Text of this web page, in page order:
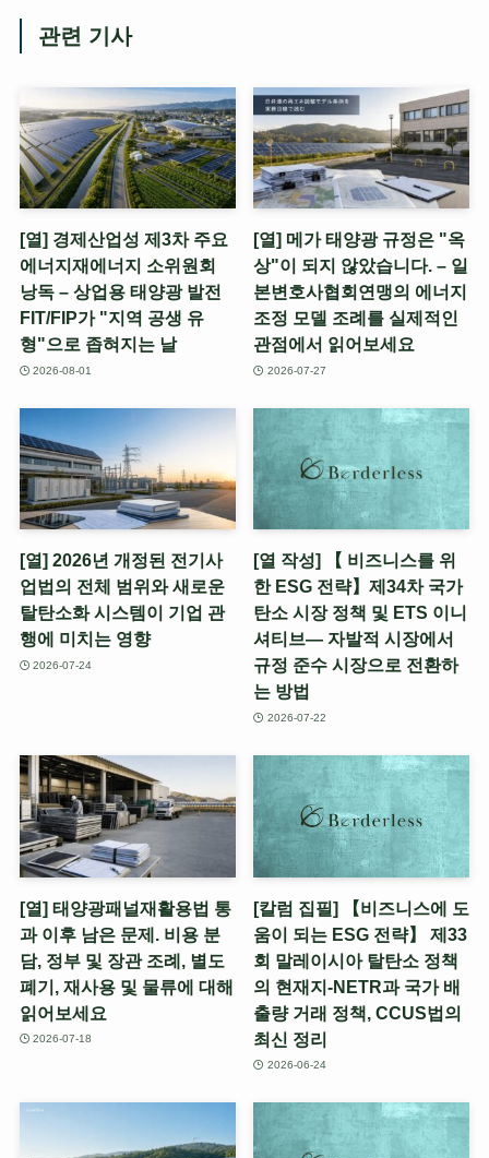
관련 기사
[열] 경제산업성 제3차 주요
에너지재에너지 소위원회
낭독 – 상업용 태양광 발전
FIT/FIP가 "지역 공생 유
형"으로 좁혀지는 날
2026-08-01
[열] 메가 태양광 규정은 "옥
상"이 되지 않았습니다. – 일
본변호사협회연맹의 에너지
조정 모델 조례를 실제적인
관점에서 읽어보세요
2026-07-27
[열] 2026년 개정된 전기사
업법의 전체 범위와 새로운
탈탄소화 시스템이 기업 관
행에 미치는 영향
2026-07-24
[열 작성] 【 비즈니스를 위
한 ESG 전략】제34차 국가
탄소 시장 정책 및 ETS 이니
셔티브— 자발적 시장에서
규정 준수 시장으로 전환하
는 방법
2026-07-22
[열] 태양광패널재활용법 통
과 이후 남은 문제. 비용 분
담, 정부 및 장관 조례, 별도
폐기, 재사용 및 물류에 대해
읽어보세요
2026-07-18
[칼럼 집필] 【비즈니스에 도
움이 되는 ESG 전략】 제33
회 말레이시아 탈탄소 정책
의 현재지-NETR과 국가 배
출량 거래 정책, CCUS법의
최신 정리
2026-06-24